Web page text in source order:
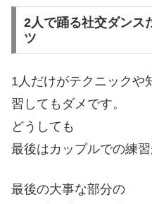
2人で踊る社交ダンス
ツ
1人だけがテクニックや
習してもダメです。
どうしても
最後はカップルでの練習
最後の大事な部分の